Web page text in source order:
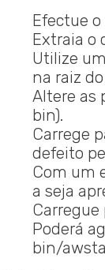
Efectue
Extraia o
Utilize
na raiz
Altere as
bin).
Carrege
defeito
Com um
a seja
Poderá
bin/